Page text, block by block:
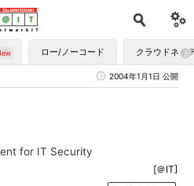
ロー/ノーコード クラウドネイ
2004年1月1日 公開
for IT Security
[＠IT]